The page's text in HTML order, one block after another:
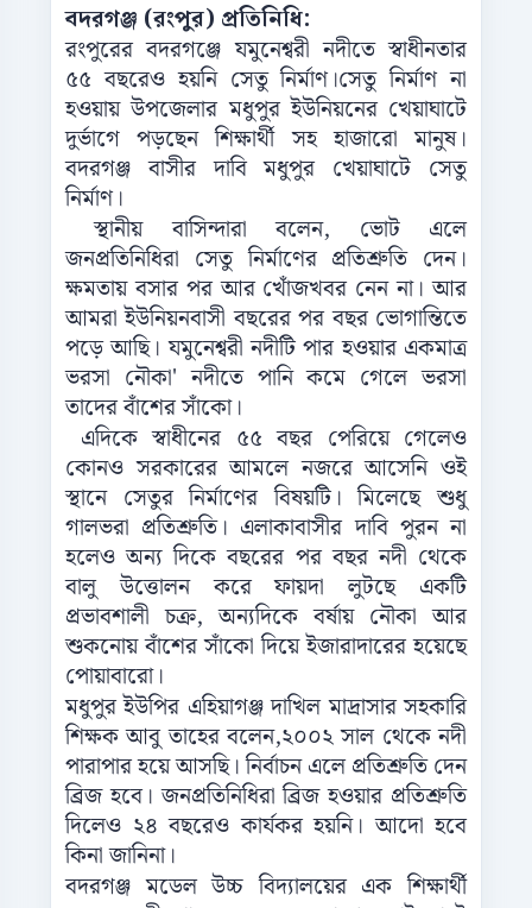
বদরগঞ্জ (রংপুর) প্রতিনিধি:
রংপুরের বদরগঞ্জে যমুনেশ্বরী নদীতে স্বাধীনতার
৫৫ বছরেও হয়নি সেতু নির্মাণ।সেতু নির্মাণ না
হওয়ায় উপজেলার মধুপুর ইউনিয়নের খেয়াঘাটে
দুর্ভাগে পড়ছেন শিক্ষার্থী সহ হাজারো মানুষ।
বদরগঞ্জ বাসীর দাবি মধুপুর খেয়াঘাটে সেতু
নির্মাণ।
স্থানীয় বাসিন্দারা বলেন, ভোট এলে
জনপ্রতিনিধিরা সেতু নির্মাণের প্রতিশ্রুতি দেন।
ক্ষমতায় বসার পর আর খোঁজখবর নেন না। আর
আমরা ইউনিয়নবাসী বছরের পর বছর ভোগান্তিতে
পড়ে আছি। যমুনেশ্বরী নদীটি পার হওয়ার একমাত্র
ভরসা নৌকা' নদীতে পানি কমে গেলে ভরসা
তাদের বাঁশের সাঁকো।
এদিকে স্বাধীনের ৫৫ বছর পেরিয়ে গেলেও
কোনও সরকারের আমলে নজরে আসেনি ওই
স্থানে সেতুর নির্মাণের বিষয়টি। মিলেছে শুধু
গালভরা প্রতিশ্রুতি। এলাকাবাসীর দাবি পুরন না
হলেও অন্য দিকে বছরের পর বছর নদী থেকে
বালু উত্তোলন করে ফায়দা লুটছে একটি
প্রভাবশালী চক্র, অন্যদিকে বর্ষায় নৌকা আর
শুকনোয় বাঁশের সাঁকো দিয়ে ইজারাদারের হয়েছে
পোয়াবারো।
মধুপুর ইউপির এহিয়াগঞ্জ দাখিল মাদ্রাসার সহকারি
শিক্ষক আবু তাহের বলেন,২০০২ সাল থেকে নদী
পারাপার হয়ে আসছি। নির্বাচন এলে প্রতিশ্রুতি দেন
ব্রিজ হবে। জনপ্রতিনিধিরা ব্রিজ হওয়ার প্রতিশ্রুতি
দিলেও ২৪ বছরেও কার্যকর হয়নি। আদো হবে
কিনা জানিনা।
বদরগঞ্জ মডেল উচ্চ বিদ্যালয়ের এক শিক্ষার্থী